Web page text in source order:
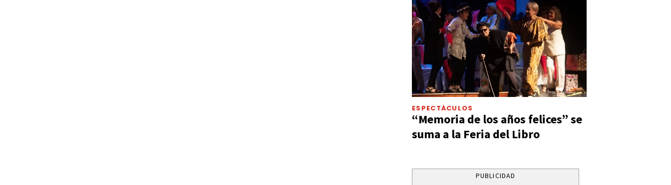
ESPECTÁCULOS
“Memoria de los años felices” se
suma a la Feria del Libro
PUBLICIDAD